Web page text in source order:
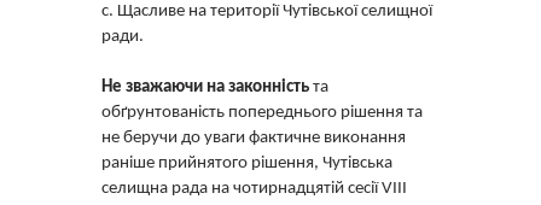
с. Щасливе на території Чутівської селищної
ради.
Не зважаючи на законність та
обґрунтованість попереднього рішення та
не беручи до уваги фактичне виконання
раніше прийнятого рішення, Чутівська
селищна рада на чотирнадцятій сесії VIII